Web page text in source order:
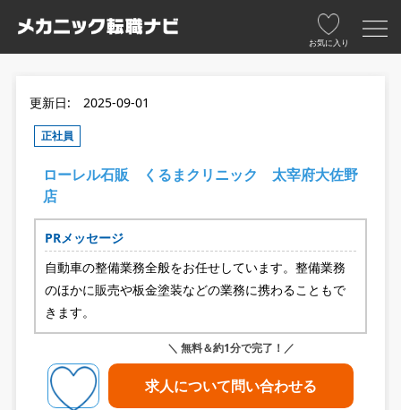
お気に入り
更新日: 2025-09-01
正社員
ローレル石販 くるまクリニック 太宰府大佐野
店
PRメッセージ
自動車の整備業務全般をお任せしています。整備業務
のほかに販売や板金塗装などの業務に携わることもで
きます。
＼ 無料＆約1分で完了！／
求人について問い合わせる